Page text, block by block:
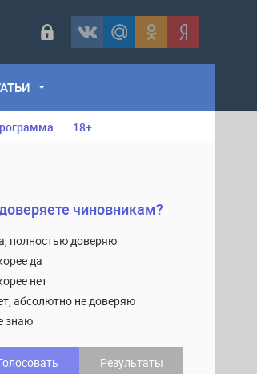
18+
чиновникам?
полностью доверяю
да
нет
абсолютно не доверяю
знаю
Результаты